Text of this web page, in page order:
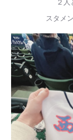
スタメ